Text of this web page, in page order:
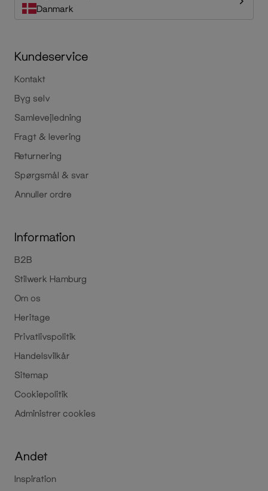
Danmark
Kundeservice
Kontakt
Byg selv
Samlevejledning
Fragt & levering
Returnering
Spørgsmål & svar
Annuller ordre
Information
B2B
Stilwerk Hamburg
Om os
Heritage
Privatlivspolitik
Handelsvilkår
Sitemap
Cookiepolitik
Administrer cookies
Andet
Inspiration